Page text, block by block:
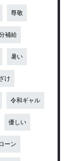
尊敬
補給
暑い
け
令和ギャル
優しい
ーン